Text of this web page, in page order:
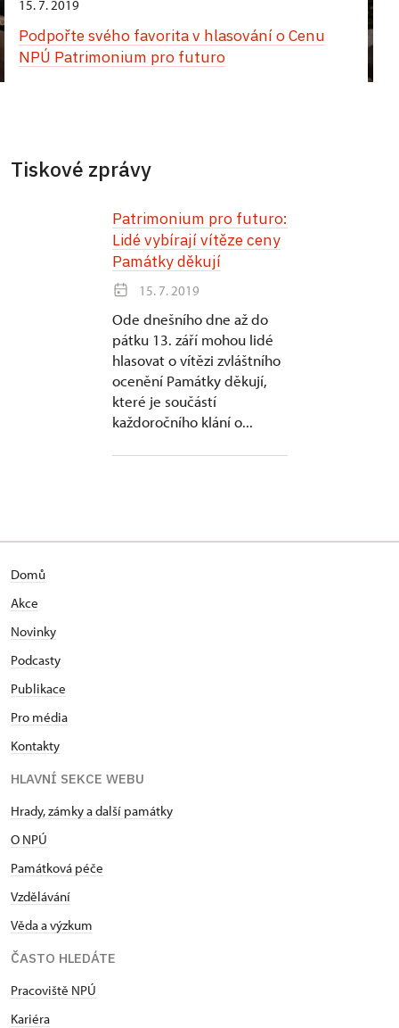
15. 7. 2019
Podpořte svého favorita v hlasování o Cenu
NPÚ Patrimonium pro futuro
Tiskové zprávy
Patrimonium pro futuro:
Lidé vybírají vítěze ceny
Památky děkují
15. 7. 2019
Ode dnešního dne až do
pátku 13. září mohou lidé
hlasovat o vítězi zvláštního
ocenění Památky děkují,
které je součástí
každoročního klání o...
Domů
Akce
Novinky
Podcasty
Publikace
Pro média
Kontakty
HLAVNÍ SEKCE WEBU
Hrady, zámky a další památky
O NPÚ
Památková péče
Vzdělávání
Věda a výzkum
ČASTO HLEDÁTE
Pracoviště NPÚ
Kariéra